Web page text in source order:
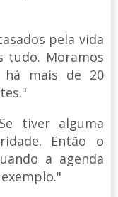
pela vida
tudo. Moramos
há mais de 20
tiver alguma
Então o
a agenda